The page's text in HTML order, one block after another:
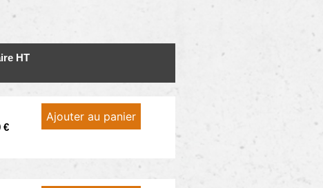
HT
€
Ajouter au panier